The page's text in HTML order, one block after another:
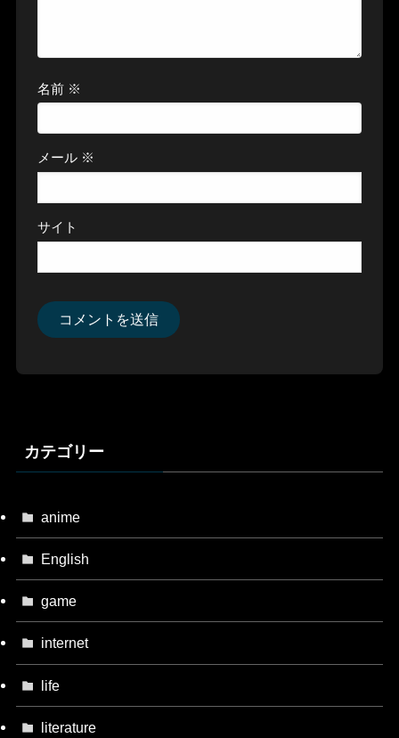
名前 ※
メール ※
サイト
カテゴリー
anime
English
game
internet
life
literature